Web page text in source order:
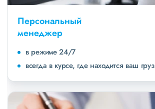
Персональный
менеджер
в режиме 24/7
всегда в курсе, где находится ваш груз